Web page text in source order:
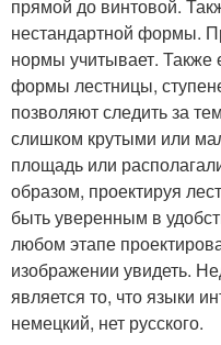
прямой до винтовой.
нестандартной формы.
нормы учитывает. Также
формы лестницы,
позволяют следить за
слишком крутыми или
площадь или
образом, проектируя
быть уверенным в
любом этапе
изображении увидеть.
является то, что языки
немецкий, нет русского.